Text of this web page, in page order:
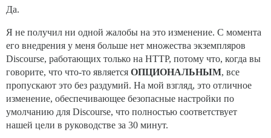
Да.
Я не получил ни одной жалобы на это изменение. С момента
его внедрения у меня больше нет множества экземпляров
Discourse, работающих только на HTTP, потому что, когда вы
говорите, что что-то является ОПЦИОНАЛЬНЫМ, все
пропускают это без раздумий. На мой взгляд, это отличное
изменение, обеспечивающее безопасные настройки по
умолчанию для Discourse, что полностью соответствует
нашей цели в руководстве за 30 минут.